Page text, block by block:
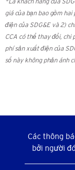
giá của bạn bao gồm hai
điện của SDG&E và 2)
CCA có thể thay đổi, chi
phí sản xuất điện của
số này không phản ánh
Các thông
bởi người